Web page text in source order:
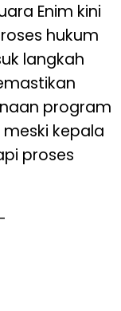
Enim kini
hukum
langkah
program
kepala
proses